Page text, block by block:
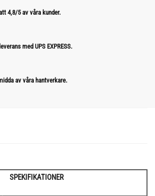
4,8/5 av våra kunder.
med UPS EXPRESS.
av våra hantverkare.
SPEKIFIKATIONER